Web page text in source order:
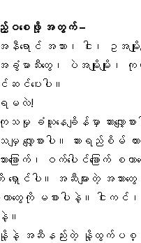
ည့်ဝစေဖို့ အတွက် –
ရောင် အသား၊ ငါး၊ ဥအမ
အခွံမာသီးတွေ ၊ ပဲအမျိုးမျိုး၊
ဆင်ပေးပါ။
ရမလဲ!
မှု ခံယူနေချိန်မှာ ဆားလျှော့စား
ျှော့စားပါ။ ဆားရည်စိမ် ထားတ
ားခြောက်၊ ဝက်ပေါင်ခြောက် စ
ကို ရှောင်ပါ။ အဆီများတဲ့ အသာ
တွေကို မစားပါနဲ့။ ငါးကင်
နဲ့။
နဲ့ အဆီနည်းတဲ့ နို့ထွက်ပစ္စည်